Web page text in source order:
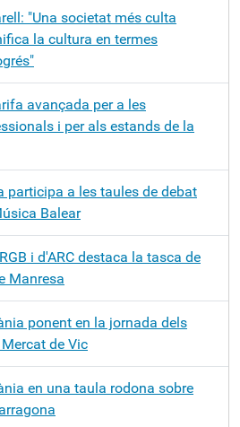
"Una societat més culta
la cultura en termes
avançada per a les
i per als estands de la
participa a les taules de debat
Balear
i d'ARC destaca la tasca de
Manresa
ponent en la jornada dels
de Vic
en una taula rodona sobre